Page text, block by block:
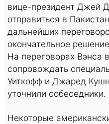
вице-президент Джей
отправиться в
дальнейших
окончательное
На переговорах Вэнса
сопровождать
Уиткофф и Джаред
уточнили собеседники.
Некоторые